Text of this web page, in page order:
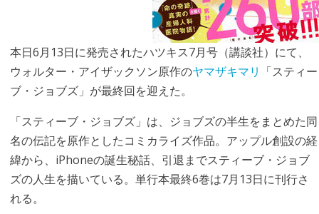
本日6月13日に発売されたハツキス7月号（講談社）にて、
ウォルター・アイザックソン原作のヤマザキマリ 「スティー
ブ・ジョブズ」が最終回を迎えた。
「スティーブ・ジョブズ」は、ジョブズの半生をまとめた同
名の伝記を原作としたコミカライズ作品。アップル創設の経
緯から、iPhoneの誕生秘話、引退までスティーブ・ジョブ
ズの人生を描いている。単行本最終6巻は7月13日に刊行さ
れる。